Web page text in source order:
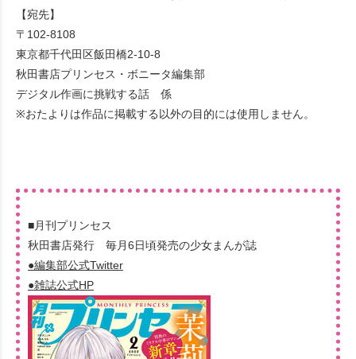
【宛先】
〒102-8108
東京都千代田区飯田橋2-10-8
秋田書店プリンセス・ボニータ編集部
デジタル作画に挑戦する話 係
※おたよりは作品に掲載する以外の目的には使用しません。
■月刊プリンセス
秋田書店発行 毎月6日頃発売の少女まんが誌
●編集部公式Twitter
●雑誌公式HP